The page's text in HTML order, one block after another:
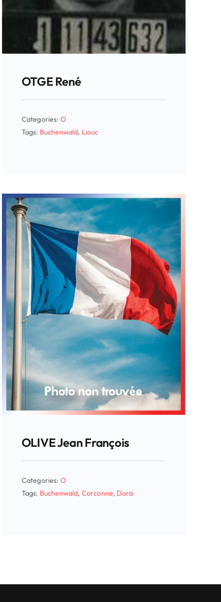
OTGE René
Categories: O
Tags: Buchenwald, Liouc
OLIVE Jean François
Categories: O
Tags: Buchenwald, Corconne, Dora